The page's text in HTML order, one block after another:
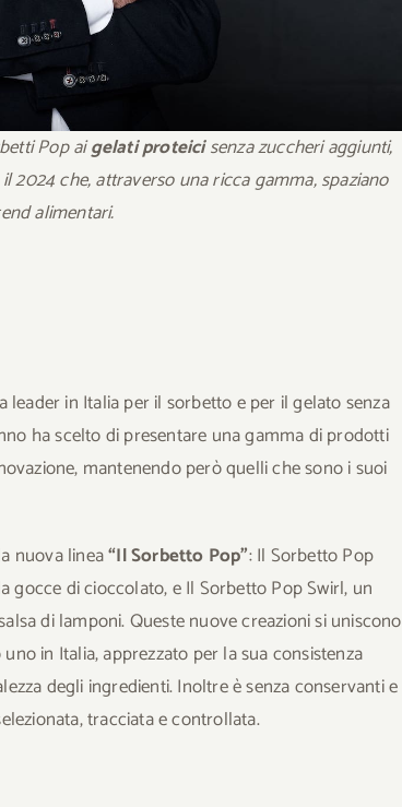
Pop aigelati proteicisenza zuccheri aggiunti,
2024 che,attraverso una ricca gamma, spaziano
alimentari.
in Italia per il sorbetto e per il gelato senza
ha scelto di presentare una gamma di prodotti
mantenendo però quelli che sono i suoi
nuova linea“Il Sorbetto Pop”: Il Sorbetto Pop
di cioccolato, e Il Sorbetto Pop Swirl, un
di lamponi. Queste nuove creazioni si uniscono
in Italia, apprezzato per la sua consistenza
degli ingredienti. Inoltre è senza conservanti e
tracciata e controllata.